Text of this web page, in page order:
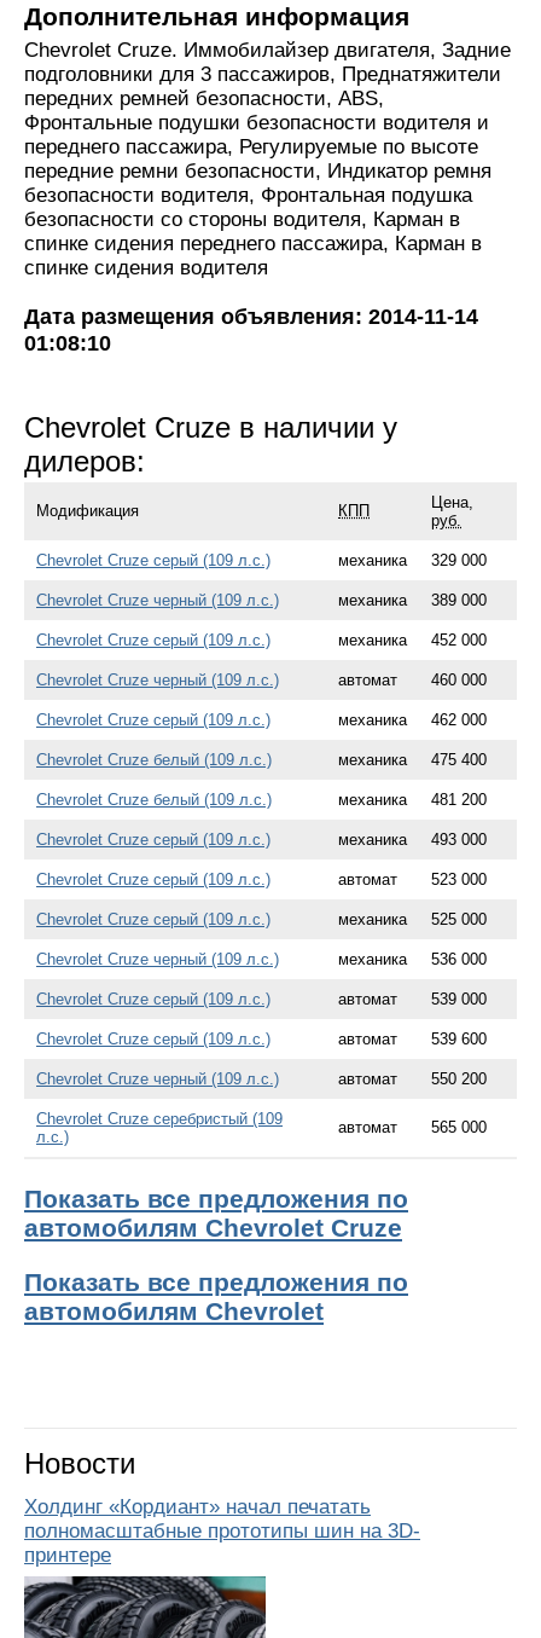
Дополнительная информация
Chevrolet Cruze. Иммобилайзер двигателя, Задние
подголовники для 3 пассажиров, Преднатяжители
передних ремней безопасности, ABS,
Фронтальные подушки безопасности водителя и
переднего пассажира, Регулируемые по высоте
передние ремни безопасности, Индикатор ремня
безопасности водителя, Фронтальная подушка
безопасности со стороны водителя, Карман в
спинке сидения переднего пассажира, Карман в
спинке сидения водителя
Дата размещения объявления: 2014-11-14
01:08:10
Chevrolet Cruze в наличии у
дилеров:
Модификация КПП
Цена,
руб.
Chevrolet Cruze серый (109 л.с.) механика 329 000
Chevrolet Cruze черный (109 л.с.) механика 389 000
Chevrolet Cruze серый (109 л.с.) механика 452 000
Chevrolet Cruze черный (109 л.с.) автомат 460 000
Chevrolet Cruze серый (109 л.с.) механика 462 000
Chevrolet Cruze белый (109 л.с.) механика 475 400
Chevrolet Cruze белый (109 л.с.) механика 481 200
Chevrolet Cruze серый (109 л.с.) механика 493 000
Chevrolet Cruze серый (109 л.с.) автомат 523 000
Chevrolet Cruze серый (109 л.с.) механика 525 000
Chevrolet Cruze черный (109 л.с.) механика 536 000
Chevrolet Cruze серый (109 л.с.) автомат 539 000
Chevrolet Cruze серый (109 л.с.) автомат 539 600
Chevrolet Cruze черный (109 л.с.) автомат 550 200
Chevrolet Cruze серебристый (109
л.с.)
автомат 565 000
Показать все предложения по
автомобилям Chevrolet Cruze
Показать все предложения по
автомобилям Chevrolet
Новости
Холдинг «Кордиант» начал печатать
полномасштабные прототипы шин на 3D-
принтере